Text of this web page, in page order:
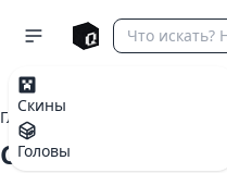
Скины
Головы
Главная
Скин